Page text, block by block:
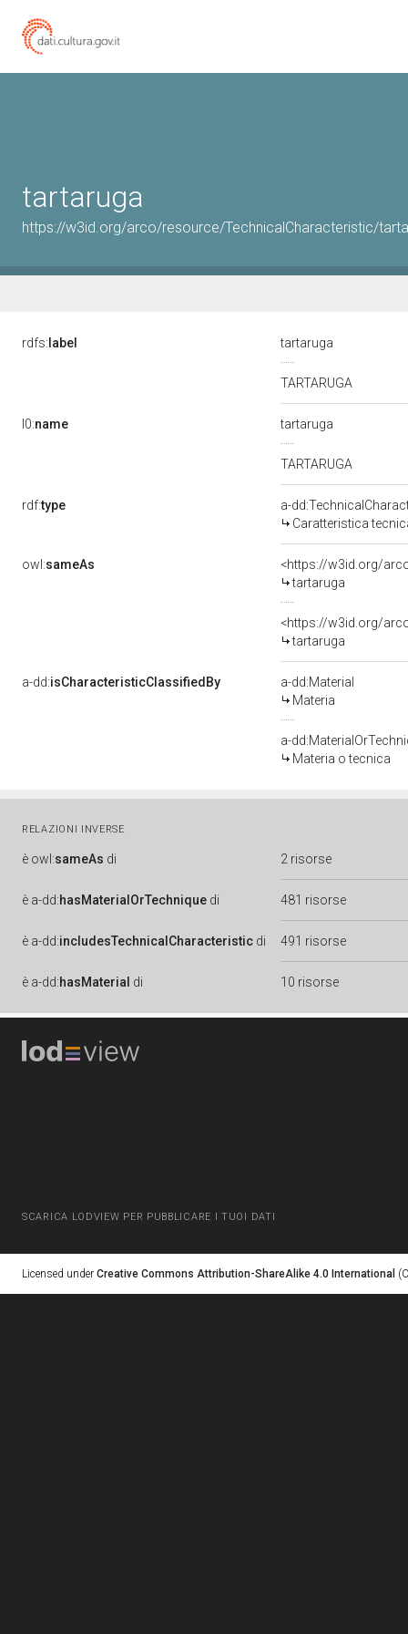
tartaruga
https://w3id.org/arco/resource/TechnicalCharacteristic/
rdfs: label tartaruga
TARTARUGA
l0:name tartaruga
TARTARUGA
rdf:type
a-
Caratteristica
owl:sameAs
<https://w3id.org/
tartaruga
<https://w3id.org/
tartaruga
a-dd:isCharacteristicClassifiedBy
a-dd:Material
Materia
a-
Materia o tecnica
RELAZIONI INVERSE
è owl:sameAs di 2 risorse
è a-dd:hasMaterialOrTechnique di 481 risorse
è a-dd:includesTechnicalCharacteristic di 491 risorse
è a-dd:hasMaterial di 10 risorse
SCARICA LODVIEW PER PUBBLICARE I TUOI DATI
Licensed under Creative Commons Attribution-ShareAlike 4.0 International